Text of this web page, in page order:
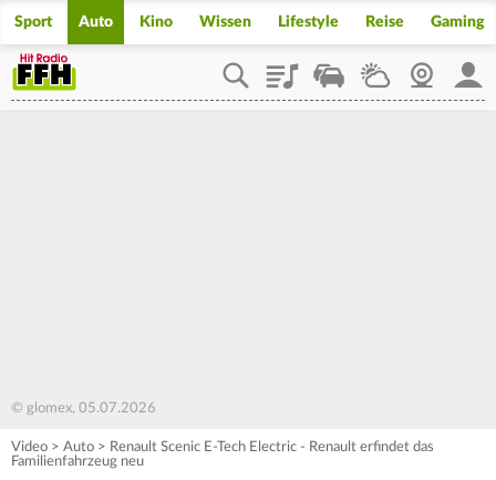
Sport Auto Kino Wissen Lifestyle Reise Gaming
PlaylistStaupilotWetterWebcam
© glomex, 05.07.2026
Video > Auto > Renault Scenic E-Tech Electric - Renault erfindet das
Familienfahrzeug neu